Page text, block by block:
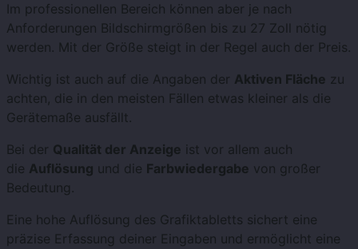
Im professionellen Bereich können aber je nach
Anforderungen Bildschirmgrößen bis zu 27 Zoll nötig
werden. Mit der Größe steigt in der Regel auch der Preis.
Wichtig ist auch auf die Angaben der Aktiven Fläche zu
achten, die in den meisten Fällen etwas kleiner als die
Gerätemaße ausfällt.
Bei der Qualität der Anzeige ist vor allem auch
die Auflösung und die Farbwiedergabe von großer
Bedeutung.
Eine hohe Auflösung des Grafiktabletts sichert eine
präzise Erfassung deiner Eingaben und ermöglicht eine